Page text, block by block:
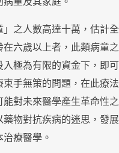
之人數高達十萬，估計全
六歲以上者，此類病童之
極為有限的資金下，即可
手無策的問題，在此療法
對未來醫學產生革命性之
物對抗疾病的迷思，發展
療醫學。